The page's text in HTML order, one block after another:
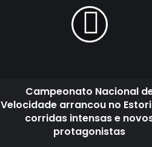
Campeonato Nacional
Velocidade arrancou no
corridas intensas e
protagonistas